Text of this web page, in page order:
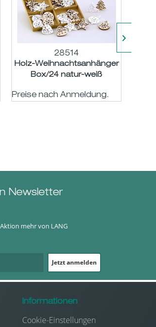
28514
Holz-Weihnachtsanhänger
Box/24 natur-weiß
Preise nach Anmeldung.
Newsletter
mehr von LANG
Jetzt anmelden
Informationen
Cookie-Einstellungen